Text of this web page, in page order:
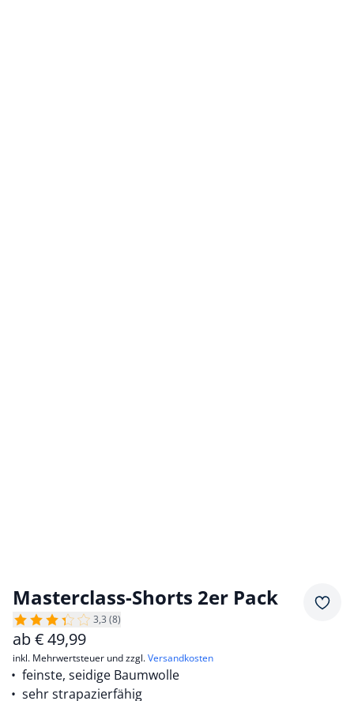
Masterclass-Shorts 2er Pack
3,3 (8)
ab€49,99
inkl. Mehrwertsteuer und zzgl.Versandkosten
feinste, seidige Baumwolle
sehr strapazierfähig